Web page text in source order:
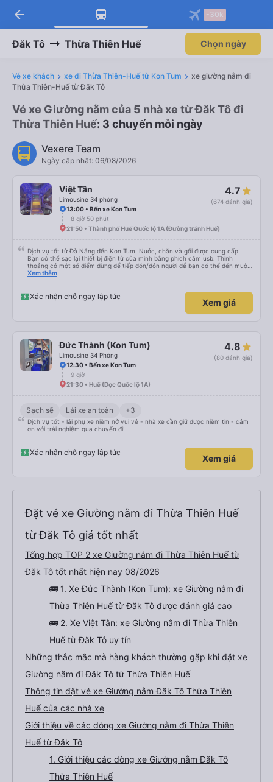
Tải app Vexere ngay!
Nhận ưu đãi thành viên độc
Mở app
Tải app Vexere
-30k/ghế khi đặt vé máy bay qua
Mở app
arrow_back -30k
Đăk Tô Thừa Thiên Huế Chọn ngày
Vé xe khách xe đi Thừa Thiên-Huế từ Kon Tum
xe giường nằm đi
Thừa Thiên-Huế từ Đăk Tô
Vé xe Giường nằm của 5 nhà xe từ Đăk Tô đi
Thừa Thiên Huế: 3 chuyến mỗi ngày
Vexere Team
Ngày cập nhật: 06/08/2026
Việt Tân
Limousine 34 phòng
4.7
(674 đánh giá)
13:00 • Bến xe Kon Tum
8 giờ 50 phút
21:50 • Thành phố Huế Quốc lộ 1A (Đường tránh Huế)
Dịch vụ tốt từ Đà Nẵng đến Kon Tum. Nước, chăn và gối được cung cấp.
Bạn có thể sạc lại thiết bị điện tử của mình bằng phích cắm usb. Thỉnh
thoảng có một số điểm dừng để tiếp đón/đón người để bạn có thể đến muộn
hơn một chút so với mô tả. (Lưu ý: chúng tôi hiểu và nói được một chút
Xem thêm
Xác nhận chỗ ngay lập tức
Xem giá
Đức Thành (Kon Tum)
Limousine 34 Phòng
4.8
(80 đánh giá)
12:30 • Bến xe Kon Tum
9 giờ
21:30 • Huế (Dọc Quốc lộ 1A)
Sạch sẽ Lái xe an toàn +3
Dịch vụ tốt - lái phụ xe niềm nở vui vẻ - nhà xe cần giữ được niềm tin - cảm
ơn với trải nghiệm qua chuyến đi!
Xác nhận chỗ ngay lập tức
Xem giá
Đặt vé xe Giường nằm đi Thừa Thiên Huế
từ Đăk Tô giá tốt nhất
Tổng hợp TOP 2 xe Giường nằm đi Thừa Thiên Huế từ
Đăk Tô tốt nhất hiện nay 08/2026
🚌 1. Xe Đức Thành (Kon Tum): xe Giường nằm đi
Thừa Thiên Huế từ Đăk Tô được đánh giá cao
🚌 2. Xe Việt Tân: xe Giường nằm đi Thừa Thiên
Huế từ Đăk Tô uy tín
Những thắc mắc mà hàng khách thường gặp khi đặt xe
Giường nằm đi Đăk Tô từ Thừa Thiên Huế
Thông tin đặt vé xe Giường nằm Đăk Tô Thừa Thiên
Huế của các nhà xe
Giới thiệu về các dòng xe Giường nằm đi Thừa Thiên
Huế từ Đăk Tô
1. Giới thiệu các dòng xe Giường nằm Đăk Tô
Thừa Thiên Huế